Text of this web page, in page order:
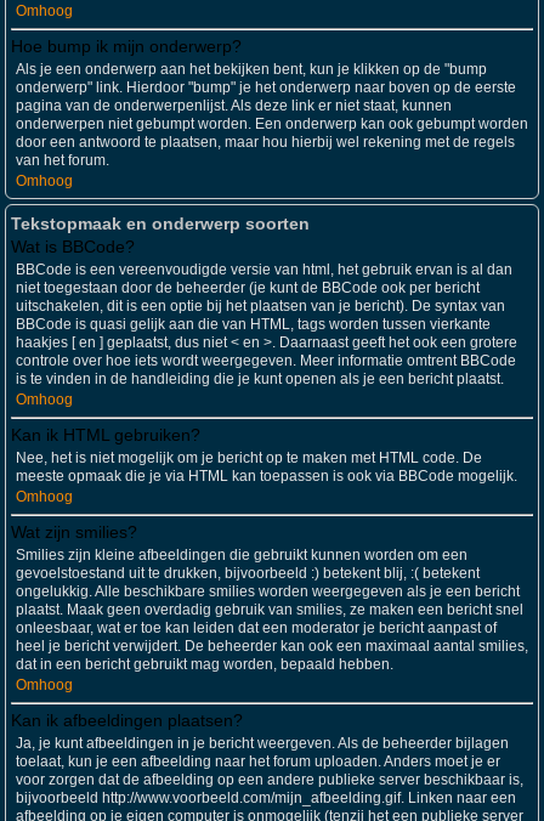
Omhoog
Hoe bump ik mijn onderwerp?
Als je een onderwerp aan het bekijken bent, kun je klikken op de "bump
onderwerp" link. Hierdoor "bump" je het onderwerp naar boven op de eerste
pagina van de onderwerpenlijst. Als deze link er niet staat, kunnen
onderwerpen niet gebumpt worden. Een onderwerp kan ook gebumpt worden
door een antwoord te plaatsen, maar hou hierbij wel rekening met de regels
van het forum.
Omhoog
Tekstopmaak en onderwerp soorten
Wat is BBCode?
BBCode is een vereenvoudigde versie van html, het gebruik ervan is al dan
niet toegestaan door de beheerder (je kunt de BBCode ook per bericht
uitschakelen, dit is een optie bij het plaatsen van je bericht). De syntax van
BBCode is quasi gelijk aan die van HTML, tags worden tussen vierkante
haakjes [ en ] geplaatst, dus niet < en >. Daarnaast geeft het ook een grotere
controle over hoe iets wordt weergegeven. Meer informatie omtrent BBCode
is te vinden in de handleiding die je kunt openen als je een bericht plaatst.
Omhoog
Kan ik HTML gebruiken?
Nee, het is niet mogelijk om je bericht op te maken met HTML code. De
meeste opmaak die je via HTML kan toepassen is ook via BBCode mogelijk.
Omhoog
Wat zijn smilies?
Smilies zijn kleine afbeeldingen die gebruikt kunnen worden om een
gevoelstoestand uit te drukken, bijvoorbeeld :) betekent blij, :( betekent
ongelukkig. Alle beschikbare smilies worden weergegeven als je een bericht
plaatst. Maak geen overdadig gebruik van smilies, ze maken een bericht snel
onleesbaar, wat er toe kan leiden dat een moderator je bericht aanpast of
heel je bericht verwijdert. De beheerder kan ook een maximaal aantal smilies,
dat in een bericht gebruikt mag worden, bepaald hebben.
Omhoog
Kan ik afbeeldingen plaatsen?
Ja, je kunt afbeeldingen in je bericht weergeven. Als de beheerder bijlagen
toelaat, kun je een afbeelding naar het forum uploaden. Anders moet je er
voor zorgen dat de afbeelding op een andere publieke server beschikbaar is,
bijvoorbeeld http://www.voorbeeld.com/mijn_afbeelding.gif. Linken naar een
afbeelding op je eigen computer is onmogelijk (tenzij het een publieke server